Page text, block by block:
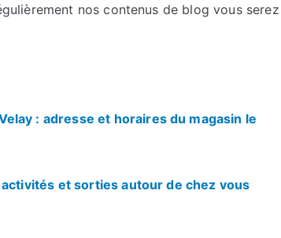
nos contenus de blog vous serez
: adresse et horaires du magasin le
et sorties autour de chez vous